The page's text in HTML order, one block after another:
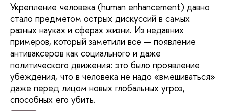
Укрепление человека (human enhancement) давно
стало предметом острых дискуссий в самых
разных науках и сферах жизни. Из недавних
примеров, который заметили все — появление
антиваксеров как социального и даже
политического движения: это было проявление
убеждения, что в человека не надо «вмешиваться»
даже перед лицом новых глобальных угроз,
способных его убить.